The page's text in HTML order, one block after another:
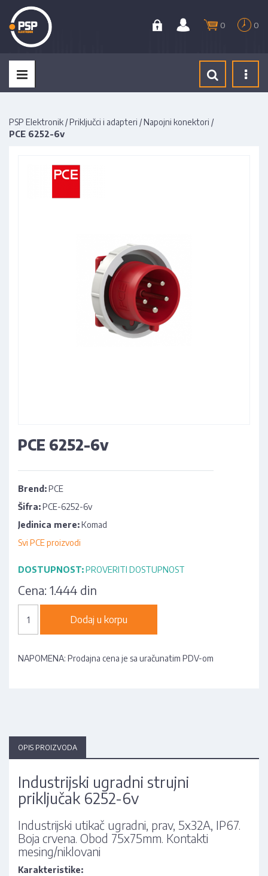
0 0
PSP Elektronik /Priključci i adapteri /Napojni konektori /
PCE 6252-6v
PCE 6252-6v
Brend:PCE
Šifra:PCE-6252-6v
Jedinica mere:Komad
Svi PCE proizvodi
DOSTUPNOST:PROVERITI DOSTUPNOST
Cena: 1.444 din
Dodaj u korpu
NAPOMENA: Prodajna cena je sa uračunatim PDV-om
OPIS PROIZVODA
Industrijski ugradni strujni
priključak 6252-6v
Industrijski utikač ugradni, prav, 5x32A, IP67.
Boja crvena. Obod 75x75mm. Kontakti
mesing/niklovani
Karakteristike: